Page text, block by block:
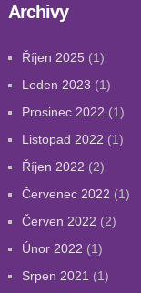
Archivy
Říjen 2025 (1)
Leden 2023 (1)
Prosinec 2022 (1)
Listopad 2022 (1)
Říjen 2022 (2)
Červenec 2022 (1)
Červen 2022 (2)
Únor 2022 (1)
Srpen 2021 (1)